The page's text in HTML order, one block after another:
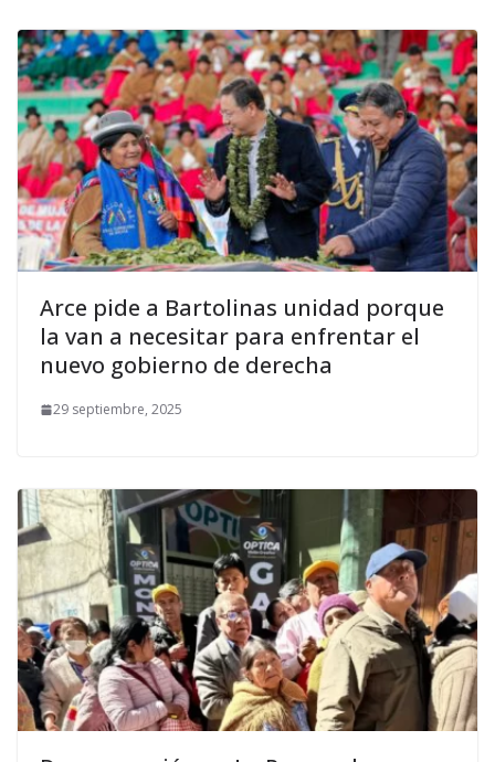
Arce pide a Bartolinas unidad porque
la van a necesitar para enfrentar el
nuevo gobierno de derecha
29 septiembre, 2025